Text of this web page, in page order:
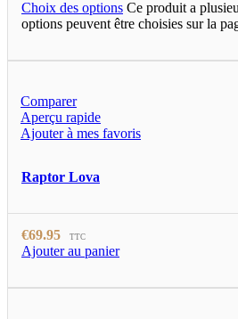
Choix des options Ce produit a
options peuvent être choisies sur la
Comparer
Aperçu rapide
Ajouter à mes favoris
Raptor Lova
€69.95 TTC
Ajouter au panier